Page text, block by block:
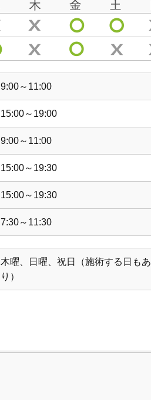
9:00～11:00
15:00～19:00
9:00～11:00
15:00～19:30
15:00～19:30
7:30～11:30
木曜、日曜、祝日（施術する日もあ
り）